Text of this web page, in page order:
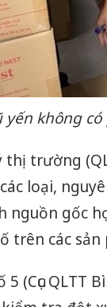
yến không
thị trường
loại,
nguồn gốc
trên các sản
5 (Cục